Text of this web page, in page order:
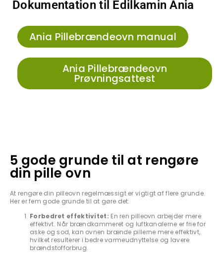
Dokumentation til Edilkamin Ania
Ania Pillebrændeovn manual
Ania Pillebrændeovn
Prøvningsattest
5 gode grunde til at rengøre
din pille ovn
At rengøre din pilleovn regelmæssigt er vigtigt af flere grunde.
Her er fem gode grunde til at gøre det:
Forbedret effektivitet: En ren pilleovn arbejder mere
effektivt. Når brændkammeret og luftkanalerne er frie for
aske og sod, kan ovnen brænde pillerne mere effektivt,
hvilket resulterer i bedre varmeudnyttelse og lavere
brændstofforbrug.